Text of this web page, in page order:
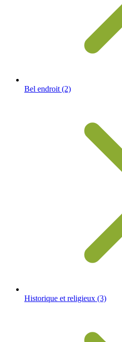
Bel endroit (2)
Historique et religieux (3)